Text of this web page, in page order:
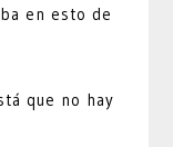
en esto de
que no hay